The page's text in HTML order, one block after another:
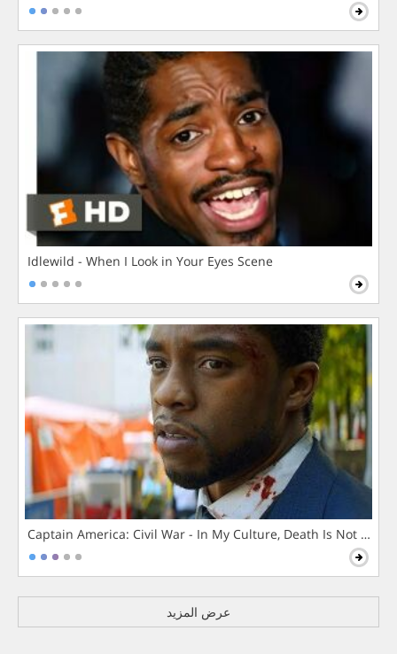
Idlewild - When I Look in Your Eyes Scene
Captain America: Civil War - In My Culture, Death Is Not The
عرض المزيد